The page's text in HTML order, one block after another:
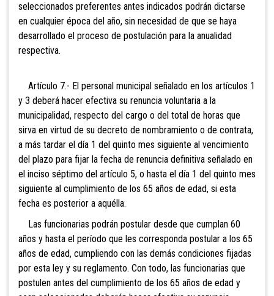
seleccionados preferentes antes indicados podrán dictarse
en cualquier época del año, sin necesidad de que se haya
desarrollado el proceso de postulación para la anualidad
respectiva.
Artículo 7.- El personal municipal señalado en los artículos 1
y 3 deberá hacer efectiva su renuncia voluntaria a la
municipalidad, respecto del cargo o del total de horas que
sirva en virtud de su decreto de nombramiento o de contrata,
a más tardar el día 1 del quinto mes siguiente al vencimiento
del plazo para fijar la fecha de renuncia definitiva señalado en
el inciso séptimo del artículo 5, o hasta el día 1 del quinto mes
siguiente al cumplimiento de los 65 años de edad, si esta
fecha es posterior a aquélla.
Las funcionarias podrán postular desde que cumplan 60
años y hasta el período que les corresponda postular a los 65
años de edad, cumpliendo con las demás condiciones fijadas
por esta ley y su reglamento. Con todo, las funcionarias que
postulen antes del cumplimiento de los 65 años de edad y